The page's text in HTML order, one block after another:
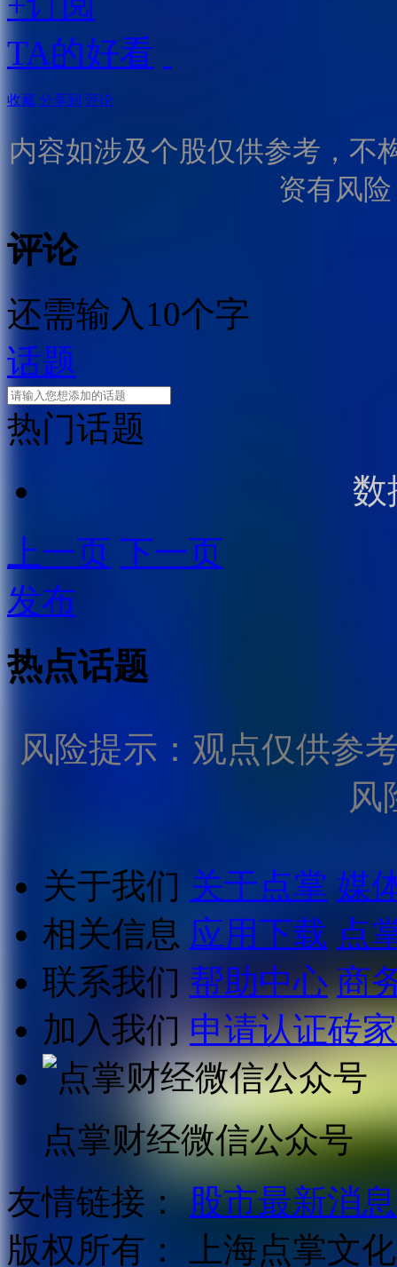
TA的好看
收藏 分享到 评论
内容如涉及个股仅供参考，不
资有风
评论
还需输入10个字
话题
热门话题
数
上一页 下一页
发布
热点话题
风险提示：观点仅供参
风
关于我们 关于点掌 媒
相关信息 应用下载 点
联系我们 帮助中心 商
加入我们 申请认证砖家
点掌财经微信公众号
友情链接： 股市最新消息
版权所有：
上海点掌文